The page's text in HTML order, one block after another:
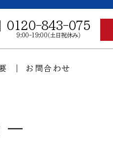
お問合わせ
0120-843-075
9:00-19:00（土日祝休み）